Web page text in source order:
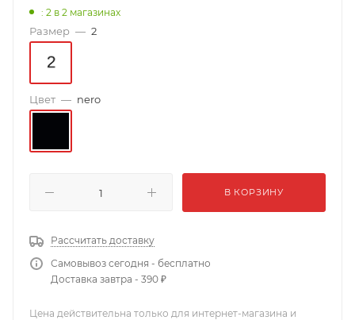
: 2 в 2 магазинах
Размер — 2
Цвет — nero
В КОРЗИНУ
Рассчитать доставку
Самовывоз сегодня - бесплатно
Доставка завтра - 390 ₽
Цена действительна только для интернет-магазина и